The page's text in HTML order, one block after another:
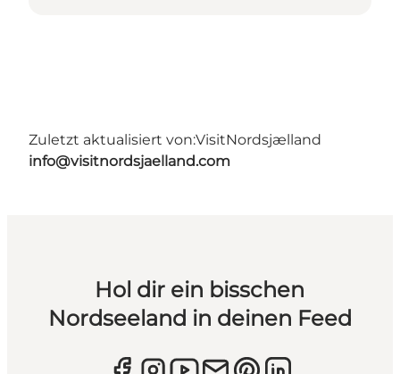
Zuletzt aktualisiert von:VisitNordsjælland
info@visitnordsjaelland.com
Hol dir ein bisschen
Nordseeland in deinen Feed